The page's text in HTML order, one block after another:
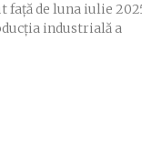
faţă de luna iulie
industrială a